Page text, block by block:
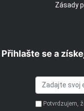
Zásady
Přihlašte se a
Potvrdzujem,